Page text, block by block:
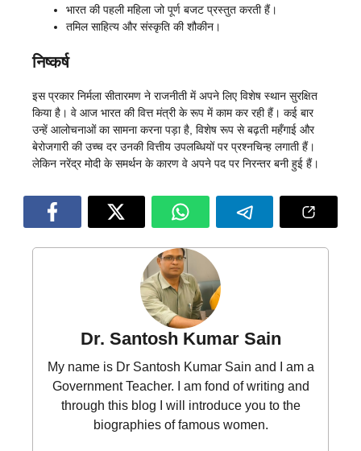
भारत की पहली महिला जो पूर्ण बजट प्रस्तुत करती हैं।
तमिल साहित्य और संस्कृति की शौकीन।
निष्कर्ष
इस प्रकार निर्मला सीतारमण ने राजनीती में अपने लिए विशेष स्थान सुरक्षित
किया है। वे आज भारत की वित्त मंत्री के रूप में काम कर रही हैं। कई बार
उन्हें आलोचनाओं का सामना करना पड़ा है, विशेष रूप से बढ़ती महँगाई और
बेरोजगारी की उच्च दर उनकी वित्तीय उपलब्धियों पर प्रश्नचिन्ह लगाती हैं।
लेकिन नरेंद्र मोदी के समर्थन के कारण वे अपने पद पर निरन्तर बनी हुई हैं।
Dr. Santosh Kumar Sain
My name is Dr Santosh Kumar Sain and I am a
Government Teacher. I am fond of writing and
through this blog I will introduce you to the
biographies of famous women.